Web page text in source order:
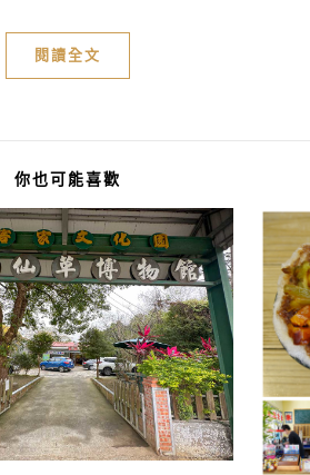
閱讀全文
你也可能喜歡